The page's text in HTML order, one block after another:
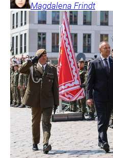
Magdalena Frindt